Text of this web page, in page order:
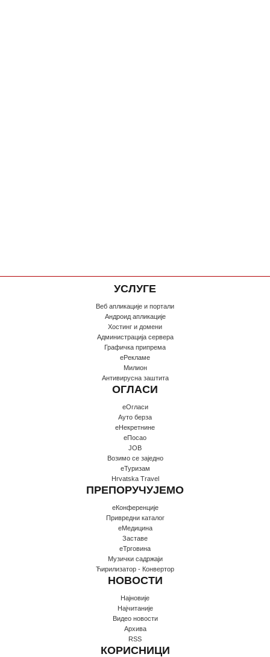
УСЛУГЕ
Веб апликације и портали
Андроид апликације
Хостинг и домени
Администрација сервера
Графичка припрема
еРекламе
Милион
Антивирусна заштита
ОГЛАСИ
еОгласи
Ауто берза
еНекретнине
еПосао
JOB
Возимо се заједно
еТуризам
Hrvatska Travel
ПРЕПОРУЧУЈЕМО
еКонференције
Привредни каталог
еМедицина
Заставе
еТрговина
Музички садржаји
Ћирилизатор - Конвертор
НОВОСТИ
Најновије
Најчитаније
Видео новости
Архива
RSS
КОРИСНИЦИ